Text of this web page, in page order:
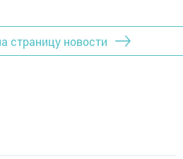
страницу новости